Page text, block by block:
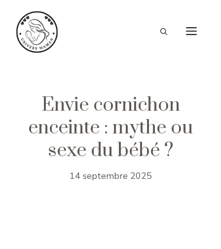
contenu
Envie cornichon
enceinte : mythe ou
sexe du bébé ?
14 septembre 2025